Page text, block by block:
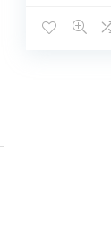
Range